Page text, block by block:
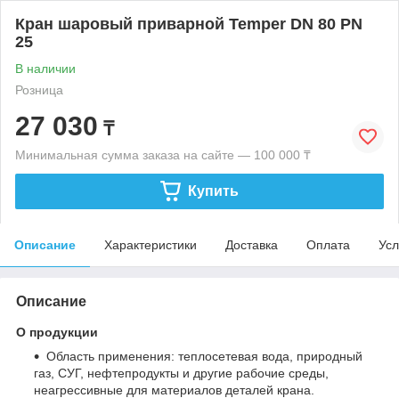
Кран шаровый приварной Temper DN 80 PN
25
В наличии
Розница
27 030 ₸
Минимальная сумма заказа на сайте — 100 000 ₸
Купить
Описание Характеристики Доставка Оплата
Описание
О продукции
Область применения: теплосетевая вода, природный
газ, СУГ, нефтепродукты и другие рабочие среды,
неагрессивные для материалов деталей крана.